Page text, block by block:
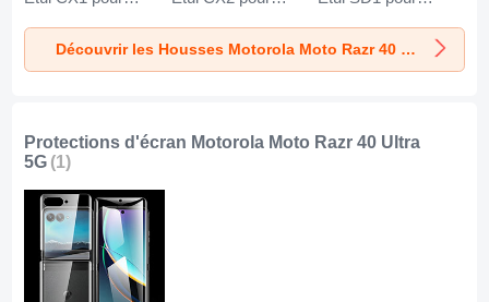
Razr 40 Ultra 5G
Razr 40 Ultra 5G
Bleu
Razr 40 Ultra 5G
Vert
Découvrir les Housses Motorola Moto Razr 40 Ultra 5G
Protections d'écran Motorola Moto Razr 40 Ultra
5G (1)